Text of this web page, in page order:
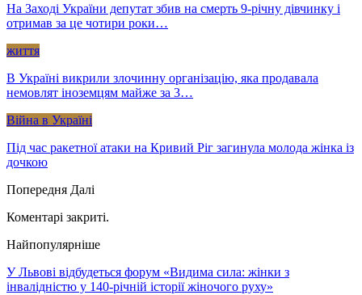
На Заході України депутат збив на смерть 9-річну дівчинку і
отримав за це чотири роки…
життя
В Україні викрили злочинну організацію, яка продавала
немовлят іноземцям майже за 3…
Війна в Україні
Під час ракетної атаки на Кривий Ріг загинула молода жінка із
дочкою
Попередня Далі
Коментарі закриті.
Найпопулярніше
У Львові відбудеться форум «Видима сила: жінки з
інвалідністю у 140-річній історії жіночого руху»